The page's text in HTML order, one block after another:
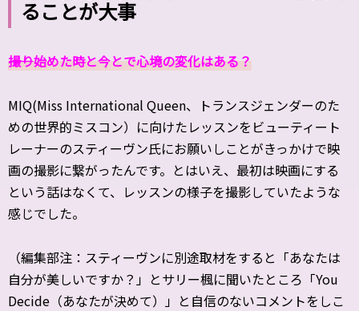
ることが大事
――撮り始めた時と今とで心境の変化はある？
MIQ(Miss International Queen、トランスジェンダーのた
めの世界的ミスコン）に向けたレッスンをビューティート
レーナーのスティーヴン氏にお願いしことがきっかけで映
画の撮影に繋がったんです。とはいえ、最初は映画にする
という話はなくて、レッスンの様子を撮影していたような
感じでした。
（編集部注：スティーヴンに別途取材をすると「あなたは
自分が美しいですか？」とサリー楓に聞いたところ「You
Decide（あなたが決めて）」と自信のないコメントをしこ